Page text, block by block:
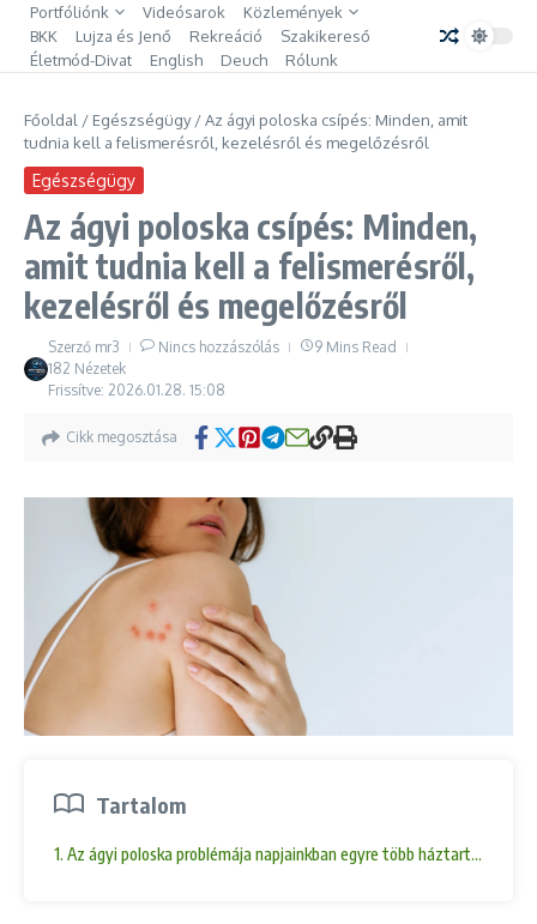
Portfóliónk Videósarok
Közlemények
BKK
Lujza és Jenő Rekreáció
Szakikereső
Életmód-Divat
English Deuch Rólunk
Főoldal / Egészségügy/Az ágyi poloska csípés: Minden, amit
tudnia kell a felismerésről, kezelésről és megelőzésről
Egészségügy
Az ágyi poloska csípés: Minden,
amit tudnia kell a felismerésről,
kezelésről és megelőzésről
Szerző mr3 Nincs hozzászólás
9 Mins Read
182 Nézetek
Frissítve: 2026.01.28. 15:08
Cikk megosztása
Tartalom
1. Az ágyi poloska problémája napjainkban egyre több háztartást